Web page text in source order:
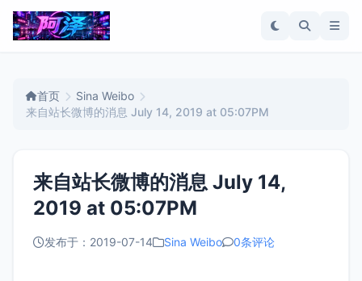
首页
Sina Weibo
来自站长微博的消息 July 14, 2019 at 05:07PM
来自站长微博的消息 July 14,
2019 at 05:07PM
发布于：2019-07-14 Sina Weibo 0条评论